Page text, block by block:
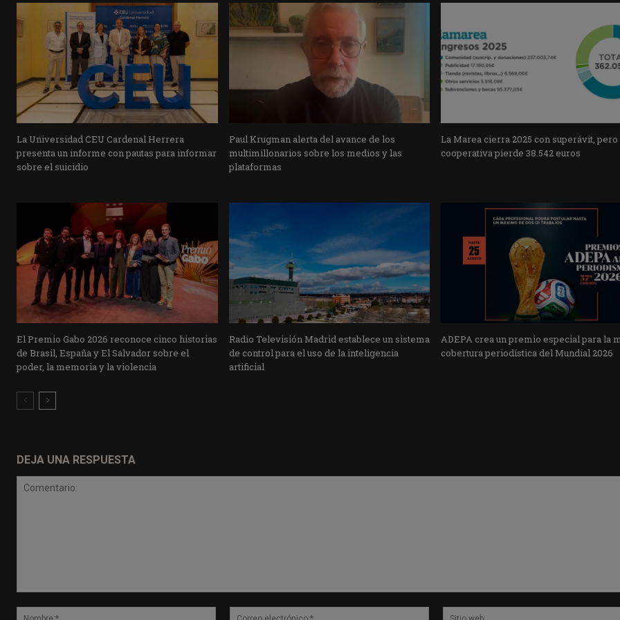
La Universidad CEU Cardenal Herrera
presenta un informe con pautas para informar
sobre el suicidio
Paul Krugman alerta del avance de los
multimillonarios sobre los medios y las
plataformas
La Marea cierra 2025 con superávit, pero
cooperativa pierde 38.542 euros
El Premio Gabo 2026 reconoce cinco historias
de Brasil, España y El Salvador sobre el
poder, la memoria y la violencia
Radio Televisión Madrid establece un sistema
de control para el uso de la inteligencia
artificial
ADEPA crea un premio especial para la
cobertura periodística del Mundial 2026
DEJA UNA RESPUESTA
Nombre:*
Correo